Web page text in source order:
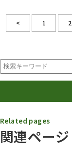
< 1 2
動物園
関連ページ
Related pages